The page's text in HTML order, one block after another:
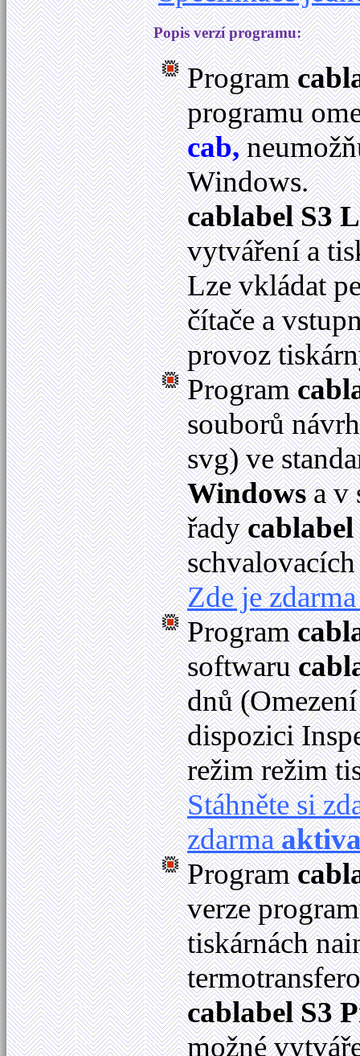
Popis verzí programu:
Program
programu
cab,
Windows.
cablabel S3
vytváření a
Lze vkládat
čítače a
provoz
Program
souborů
svg) ve
Windowsa v
řadycablabel
Zde je
Program
softwaru
dnů
dispozici
režim režim
Stáhněte si
zdarma
Program
verze
tiskárnách
cablabel S3
možné